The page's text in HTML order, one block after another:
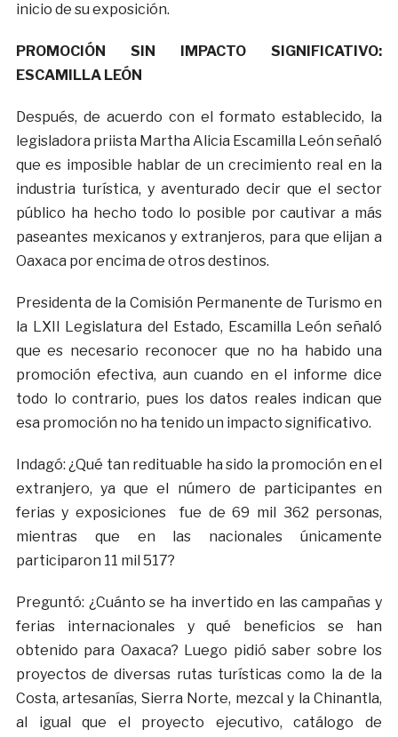
inicio de su exposición.
PROMOCIÓN SIN IMPACTO SIGNIFICATIVO:
ESCAMILLA LEÓN
Después, de acuerdo con el formato establecido, la
legisladora priista Martha Alicia Escamilla León señaló
que es imposible hablar de un crecimiento real en la
industria turística, y aventurado decir que el sector
público ha hecho todo lo posible por cautivar a más
paseantes mexicanos y extranjeros, para que elijan a
Oaxaca por encima de otros destinos.
Presidenta de la Comisión Permanente de Turismo en
la LXII Legislatura del Estado, Escamilla León señaló
que es necesario reconocer que no ha habido una
promoción efectiva, aun cuando en el informe dice
todo lo contrario, pues los datos reales indican que
esa promoción no ha tenido un impacto significativo.
Indagó: ¿Qué tan redituable ha sido la promoción en el
extranjero, ya que el número de participantes en
ferias y exposiciones fue de 69 mil 362 personas,
mientras que en las nacionales únicamente
participaron 11 mil 517?
Preguntó: ¿Cuánto se ha invertido en las campañas y
ferias internacionales y qué beneficios se han
obtenido para Oaxaca? Luego pidió saber sobre los
proyectos de diversas rutas turísticas como la de la
Costa, artesanías, Sierra Norte, mezcal y la Chinantla,
al igual que el proyecto ejecutivo, catálogo de